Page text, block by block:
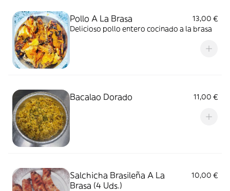
Pollo A La Brasa
13,00 €
Delicioso pollo entero cocinado a la brasa
Bacalao Dorado 11,00 €
Salchicha Brasileña A La
Brasa (4 Uds.)
10,00 €